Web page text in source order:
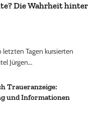
Die Wahrheit hinter
Tagen kursierten
Jürgen…
Traueranzeige:
und Informationen